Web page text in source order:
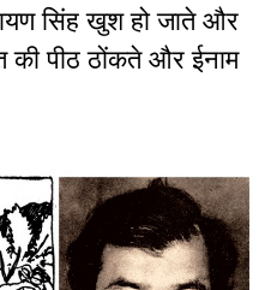
सिंह खुश हो जाते और
पीठ ठोंकते और ईनाम